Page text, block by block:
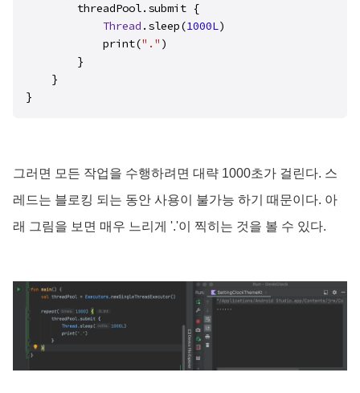
        threadPool.submit {
Thread .sleep(1000L)
            print(
"." )
        }
    }
그러면 모든 작업을 수행하려면 대략 1000초가 걸린다. 스
레드는 블로킹 되는 동안 사용이 불가능 하기 때문이다. 아
래 그림을 보면 매우 느리게 '.'이 찍히는 것을 볼 수 있다.